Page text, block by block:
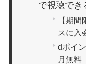
で視聴でき
【期
スに入
dポイ
月無料